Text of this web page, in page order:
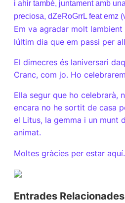
i ahir també, juntament amb
preciosa, dZeRoGrrL feat emz
Em va agradar molt
lúltim dia que em passi per
El dimecres és laniversari
Cranc, com jo. Ho
Ella segur que ho celebrarà,
encara no he sortit de casa
el Litus, la gemma i un munt
animat.
Moltes gràcies per estar
Entrades